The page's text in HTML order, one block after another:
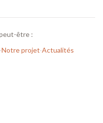
être :
·Notre projet·Actualités